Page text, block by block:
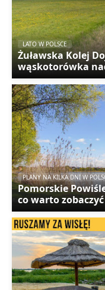
LATO W POLSCE
Żuławska Kolej
wąskotorówka
PLANY NA KILKA DNI W
Pomorskie
co warto